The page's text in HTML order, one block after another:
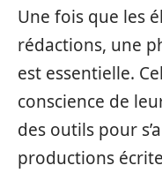
Une fois que les
rédactions, une
est essentielle.
conscience de
des outils pour
productions